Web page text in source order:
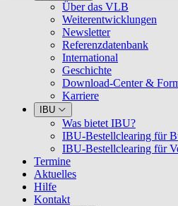
Über das VLB
Weiterentwicklungen
Newsletter
Referenzdatenbank
International
Geschichte
Download-Center &
Karriere
IBU
Was bietet IBU?
IBU-Bestellclearing für
IBU-Bestellclearing für
Termine
Aktuelles
Hilfe
Kontakt